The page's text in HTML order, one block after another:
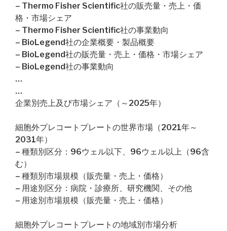
– Thermo Fisher Scientific社の販売量・売上・価
格・市場シェア
– Thermo Fisher Scientific社の事業動向
– BioLegend社の企業概要・製品概要
– BioLegend社の販売量・売上・価格・市場シェア
– BioLegend社の事業動向
…
…
企業別売上及び市場シェア（～2025年）
細胞外プレコートプレートの世界市場（2021年～
2031年）
– 種類別区分：96ウェル以下、96ウェル以上（96含
む）
– 種類別市場規模（販売量・売上・価格）
– 用途別区分：病院・診療所、研究機関、その他
– 用途別市場規模（販売量・売上・価格）
細胞外プレコートプレートの地域別市場分析